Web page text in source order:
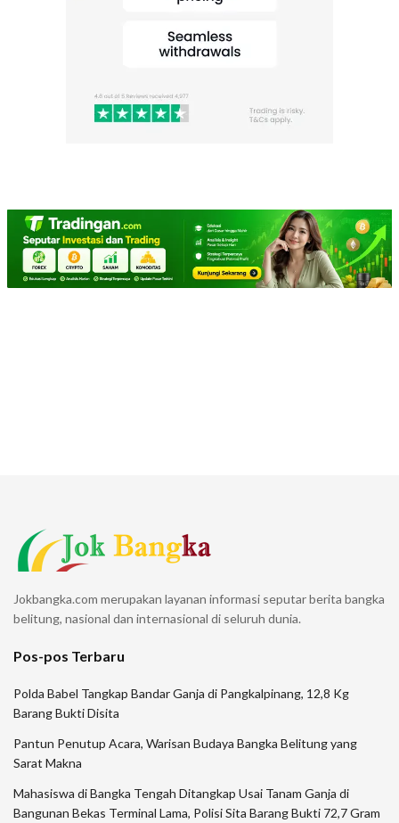
Jokbangka.com merupakan layanan informasi seputar berita bangka
belitung, nasional dan internasional di seluruh dunia.
Pos-pos Terbaru
Polda Babel Tangkap Bandar Ganja di Pangkalpinang, 12,8 Kg
Barang Bukti Disita
Pantun Penutup Acara, Warisan Budaya Bangka Belitung yang
Sarat Makna
Mahasiswa di Bangka Tengah Ditangkap Usai Tanam Ganja di
Bangunan Bekas Terminal Lama, Polisi Sita Barang Bukti 72,7 Gram